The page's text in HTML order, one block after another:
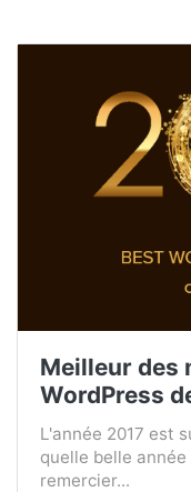
Meilleur des
WordPress
L'année 2017 est
quelle belle
remercier...